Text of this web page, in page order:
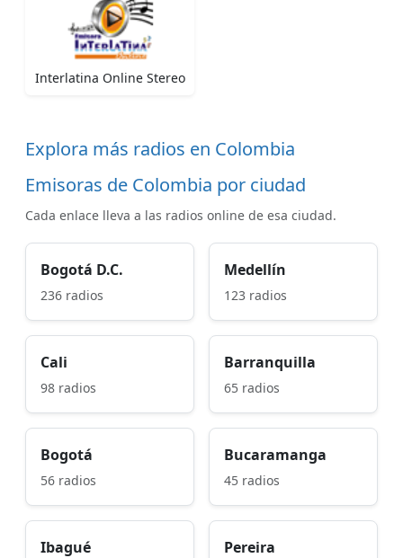
Interlatina Online Stereo
Explora más radios en Colombia
Emisoras de Colombia por ciudad
Cada enlace lleva a las radios online de esa ciudad.
Bogotá D.C.
236 radios
Medellín
123 radios
Cali
98 radios
Barranquilla
65 radios
Bogotá
56 radios
Bucaramanga
45 radios
Ibagué Pereira